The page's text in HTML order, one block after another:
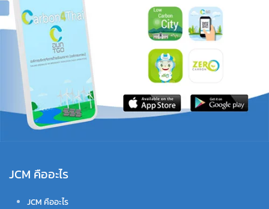
JCM คืออะไร
JCM คืออะไร